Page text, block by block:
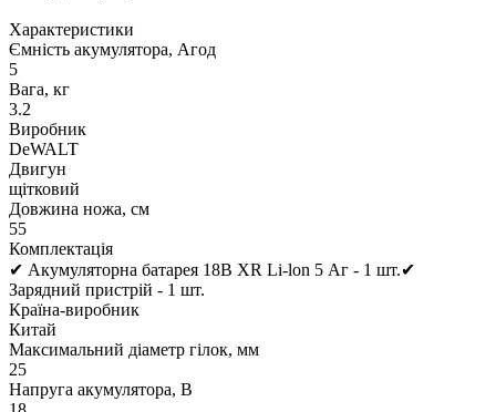
Характеристики
Ємність акумулятора, Агод
5
Вага, кг
3.2
Виробник
DeWALT
Двигун
щітковий
Довжина ножа, см
55
Комплектація
✔ Акумуляторна батарея 18В XR Li-lon 5 Аг - 1 шт.✔
Зарядний пристрій - 1 шт.
Країна-виробник
Китай
Максимальний діаметр гілок, мм
25
Напруга акумулятора, В